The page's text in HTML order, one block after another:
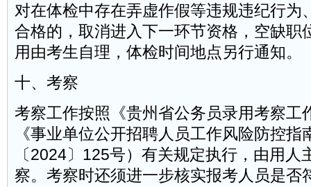
对在体检中存在弄虚作假等违规违纪行为
合格的，取消进入下一环节资格，空缺职
用由考生自理，体检时间地点另行通知。
十、考察
考察工作按照《贵州省公务员录用考察工
《事业单位公开招聘人员工作风险防控指
〔2024〕125号）有关规定执行，由用人
察。考察时还须进一步核实报考人员是否